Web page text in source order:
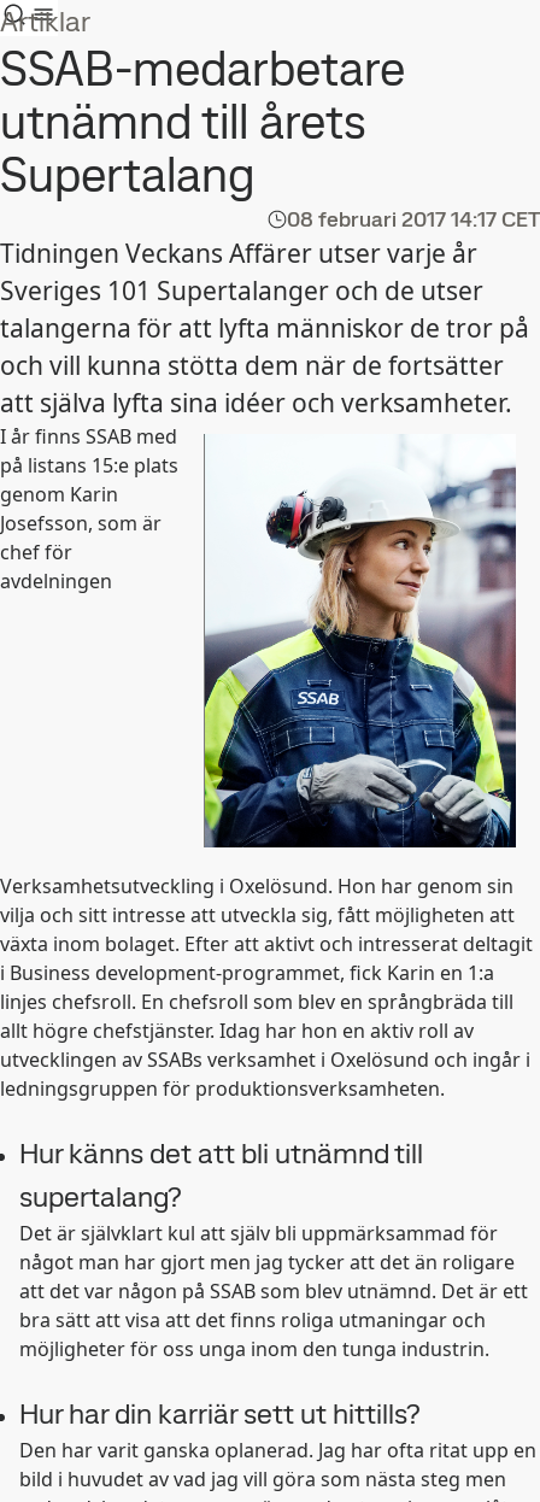
Artiklar
SSAB-medarbetare
utnämnd till årets
Supertalang
08 februari 201714:17 CET
Tidningen Veckans Affärer utser varje år
Sveriges 101 Supertalanger och de utser
talangerna för att lyfta människor de tror på
och vill kunna stötta dem när de fortsätter
att själva lyfta sina idéer och verksamheter.
I år finns SSAB med
på listans 15:e plats
genom Karin
Josefsson, som är
chef för
avdelningen
Verksamhetsutveckling i Oxelösund. Hon har genom sin
vilja och sitt intresse att utveckla sig, fått möjligheten att
växta inom bolaget. Efter att aktivt och intresserat deltagit
i Business development-programmet, fick Karin en 1:a
linjes chefsroll. En chefsroll som blev en språngbräda till
allt högre chefstjänster. Idag har hon en aktiv roll av
utvecklingen av SSABs verksamhet i Oxelösund och ingår i
ledningsgruppen för produktionsverksamheten.
Hur känns det att bli utnämnd till
supertalang?
Det är självklart kul att själv bli uppmärksammad för
något man har gjort men jag tycker att det än roligare
att det var någon på SSAB som blev utnämnd. Det är ett
bra sätt att visa att det finns roliga utmaningar och
möjligheter för oss unga inom den tunga industrin.
Hur har din karriär sett ut hittills?
Den har varit ganska oplanerad. Jag har ofta ritat upp en
bild i huvudet av vad jag vill göra som nästa steg men